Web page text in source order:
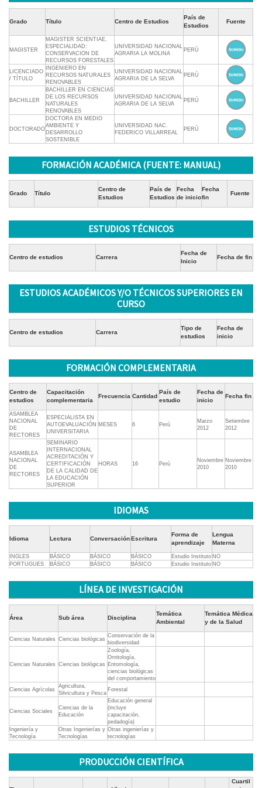
Grado Título Centro de Estudios
País de
Estudios
Fuente
MAGISTER
MAGISTER SCIENTIAE,
ESPECIALIDAD:
CONSERVACION DE
RECURSOS FORESTALES
UNIVERSIDAD NACIONAL
AGRARIA LA MOLINA
PERÚ
LICENCIADO
/ TÍTULO
INGENIERO EN
RECURSOS NATURALES
RENOVABLES
UNIVERSIDAD NACIONAL
AGRARIA DE LA SELVA
PERÚ
BACHILLER
BACHILLER EN CIENCIAS
DE LOS RECURSOS
NATURALES
RENOVABLES
UNIVERSIDAD NACIONAL
AGRARIA DE LA SELVA
PERÚ
DOCTORADO
DOCTORA EN MEDIO
AMBIENTE Y
DESARROLLO
SOSTENIBLE
UNIVERSIDAD NAC.
FEDERICO VILLARREAL
PERÚ
FORMACIÓN ACADÉMICA (FUENTE: MANUAL)
Grado Título
Centro de
Estudios
País de
Estudios
Fecha
de inicio
Fecha
fin
Fuente
ESTUDIOS TÉCNICOS
Centro de estudios Carrera
Fecha de
Inicio
Fecha de fin
ESTUDIOS ACADÉMICOS Y/O TÉCNICOS SUPERIORES EN
CURSO
Centro de estudios Carrera
Tipo de
estudios
Fecha de
inicio
FORMACIÓN COMPLEMENTARIA
Centro de
estudios
Capacitación
complementaria
Frecuencia Cantidad
País de
estudio
Fecha de
inicio
Fecha fin
ASAMBLEA
NACIONAL
DE
RECTORES
ESPECIALISTA EN
AUTOEVALUACIÓN
UNIVERSITARIA
MESES 6 Perú
Marzo
2012
Setiembre
2012
ASAMBLEA
NACIONAL
DE
RECTORES
SEMINARIO
INTERNACIONAL
ACREDITACIÓN Y
CERTIFICACIÓN
DE LA CALIDAD DE
LA EDUCACIÓN
SUPERIOR
HORAS 16 Perú
Noviembre
2010
Noviembre
2010
IDIOMAS
Idioma Lectura ConversaciónEscritura
Forma de
aprendizaje
Lengua
Materna
INGLES BÁSICO BÁSICO BÁSICO Estudio Instituto NO
PORTUGUES
BÁSICO BÁSICO BÁSICO Estudio Instituto NO
LÍNEA DE INVESTIGACIÓN
Área Sub área Disciplina
Temática
Ambiental
Temática Médica
y de la Salud
Ciencias Naturales Ciencias biológicas
Conservación de la
biodiversidad
Ciencias Naturales Ciencias biológicas
Zoología,
Ornitología,
Entomología,
ciencias biológicas
del comportamiento
Ciencias Agrícolas
Agricultura,
Silvicultura y Pesca
Forestal
Ciencias Sociales
Ciencias de la
Educación
Educación general
(incluye
capacitación,
pedadogía)
Ingeniería y
Tecnología
Otras Ingenierías y
Tecnologías
Otras ingenierías y
tecnologías
PRODUCCIÓN CIENTÍFICA
Cuartil